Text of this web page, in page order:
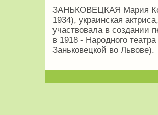
ЗАНЬКОВЕЦКАЯ Мария
1934), украинская
участвовала в создании
в 1918 - Народного
Заньковецкой во Львове).